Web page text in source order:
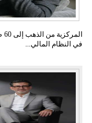
في النظام المالي...